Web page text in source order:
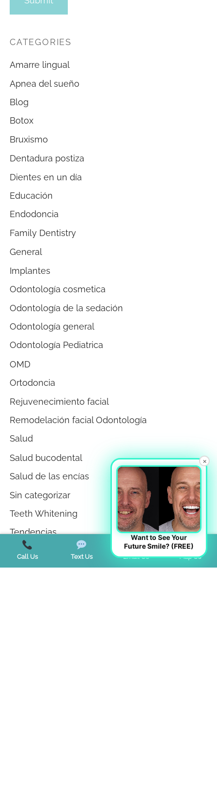
CATEGORIES
Amarre lingual
Apnea del sueño
Blog
Botox
Bruxismo
Dentadura postiza
Dientes en un día
Educación
Endodoncia
Family Dentistry
General
Implantes
Odontología cosmetica
Odontología de la sedación
Odontología general
Odontología Pediatrica
OMD
Ortodoncia
Rejuvenecimiento facial
Remodelación facial Odontología
Salud
Salud bucodental
Salud de las encías
Sin categorizar
Teeth Whitening
Tendencias
Terapia miofuncional
Trastorno de la ATM
Call Us Text Us Email Us Map Us
×
Want to See Your
Future Smile? (FREE)